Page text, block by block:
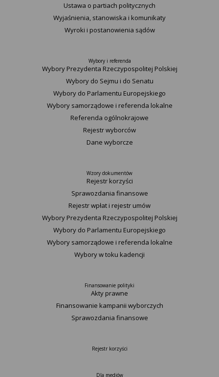
Ustawa o partiach politycznych
Wyjaśnienia, stanowiska i komunikaty
Wyroki i postanowienia sądów
Wybory i referenda
Wybory Prezydenta Rzeczypospolitej Polskiej
Wybory do Sejmu i do Senatu
Wybory do Parlamentu Europejskiego
Wybory samorządowe i referenda lokalne
Referenda ogólnokrajowe
Rejestr wyborców
Dane wyborcze
Wzory dokumentów
Rejestr korzyści
Sprawozdania finansowe
Rejestr wpłat i rejestr umów
Wybory Prezydenta Rzeczypospolitej Polskiej
Wybory do Parlamentu Europejskiego
Wybory samorządowe i referenda lokalne
Wybory w toku kadencji
Finansowanie polityki
Akty prawne
Finansowanie kampanii wyborczych
Sprawozdania finansowe
Rejestr korzyści
Dla mediów